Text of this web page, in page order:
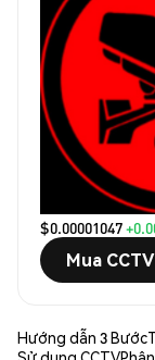
$0.00001047
Mua
Hướng dẫn 3 Bước